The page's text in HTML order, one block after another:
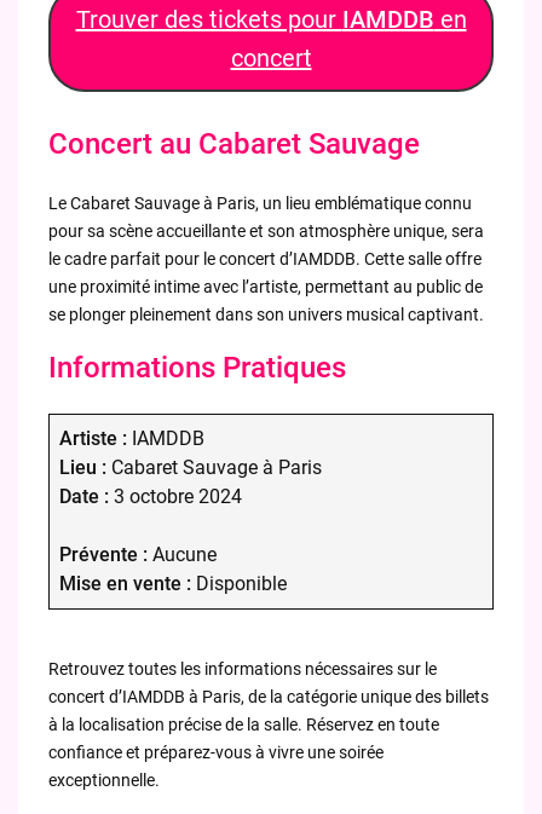
Trouver des tickets pour IAMDDB en
concert
Concert au Cabaret Sauvage
Le Cabaret Sauvage à Paris, un lieu emblématique connu
pour sa scène accueillante et son atmosphère unique, sera
le cadre parfait pour le concert d’IAMDDB. Cette salle offre
une proximité intime avec l’artiste, permettant au public de
se plonger pleinement dans son univers musical captivant.
Informations Pratiques
Artiste : IAMDDB
Lieu : Cabaret Sauvage à Paris
Date : 3 octobre 2024
Prévente : Aucune
Mise en vente : Disponible
Retrouvez toutes les informations nécessaires sur le
concert d’IAMDDB à Paris, de la catégorie unique des billets
à la localisation précise de la salle. Réservez en toute
confiance et préparez-vous à vivre une soirée
exceptionnelle.